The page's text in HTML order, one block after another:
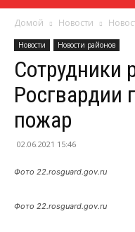
Домой Новости
Новости Новости районов
Сотрудники
Росгвардии
пожар
02.06.2021 15:46
Фото 22.rosguard.gov.ru
Фото 22.rosguard.gov.ru